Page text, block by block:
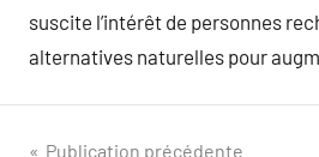
suscite l’intérêt de personnes
alternatives naturelles pour
Publication précédente